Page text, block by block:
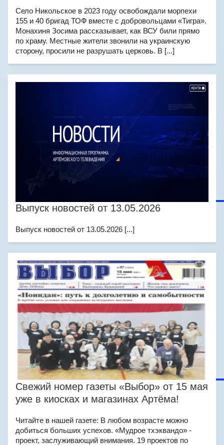
Село Никольское в 2023 году освобождали морпехи
155 и 40 бригад ТОФ вместе с добровольцами «Тигра».
Монахиня Зосима рассказывает, как ВСУ били прямо
по храму. Местные жители звонили на украинскую
сторону, просили не разрушать церковь. В [...]
Выпуск новостей от 13.05.2026
Выпуск новостей от 13.05.2026 [...]
Свежий номер газеты «Выбор» от 15 мая
уже в киосках и магазинах Артёма!
Читайте в нашей газете: В любом возрасте можно
добиться больших успехов. «Мудрое тхэквандо» -
проект, заслуживающий внимания. 19 проектов по